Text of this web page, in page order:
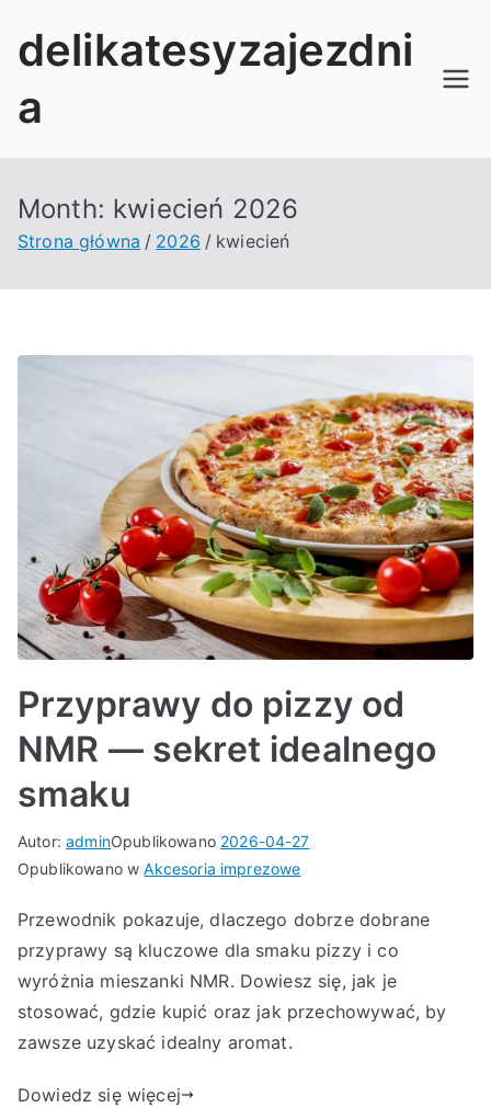
dodelikatesyzajezdni
a
Month: kwiecień 2026
Strona główna 2026 kwiecień
Przyprawy do pizzy od
NMR — sekret idealnego
smaku
Autor:adminOpublikowano 2026-04-27
Opublikowano wAkcesoria imprezowe
Przewodnik pokazuje, dlaczego dobrze dobrane
przyprawy są kluczowe dla smaku pizzy i co
wyróżnia mieszanki NMR. Dowiesz się, jak je
stosować, gdzie kupić oraz jak przechowywać, by
zawsze uzyskać idealny aromat.
Dowiedz się więcej